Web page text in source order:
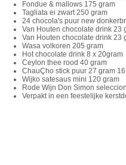
Fondue & mallows 175 gram
Tagliata ei zwart 250 gram
24 chocola's puur new
Van Houten chocolate drink 23
Van Houten chocolate drink 23
Wasa volkoren 205 gram
Hot chocolate drink 8 x 20gram
Ceylon thee rood 40 gram
ChauÇho stick puur 27 gram
Wijko satesaus mini 120 gram
Rode Wijn Don Simon
Verpakt in een feestelijke